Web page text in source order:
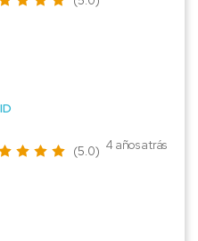
(5.0) 4 años atrás